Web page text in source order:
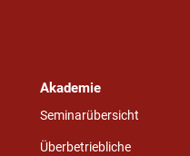
Akademie
Seminarübersicht
Überbetriebliche